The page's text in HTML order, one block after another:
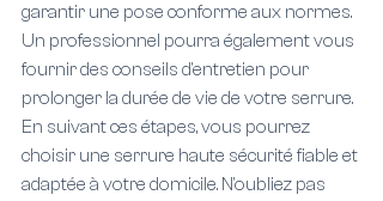
garantir une pose conforme aux normes.
Un professionnel pourra également vous
fournir des conseils d'entretien pour
prolonger la durée de vie de votre serrure.
En suivant ces étapes, vous pourrez
choisir une serrure haute sécurité fiable et
adaptée à votre domicile. N'oubliez pas